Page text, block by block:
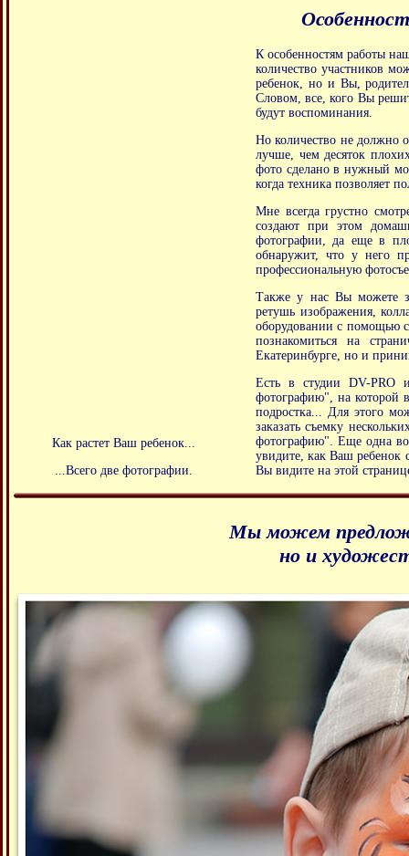
К особенностям работы
количество участников
ребенок, но и Вы,
Словом, все, кого Вы
будут воспоминания.
Но количество не должно
лучше, чем десяток
фото сделано в нужный
когда техника позволяет
Мне всегда грустно
создают при этом
фотографии, да еще в
обнаружит, что у него
профессиональную
Также у нас Вы можете
ретушь изображения,
оборудовании с помощью
познакомиться на
Екатеринбурге, но и
Есть в студии DV-PRO
фотографию", на которой
подростка... Для этого
заказать съемку
фотографию". Еще одна
увидите, как Ваш ребенок
Вы видите на этой
Как растет Ваш ребенок...
...Всего две фотографии.
Мы можем
но и